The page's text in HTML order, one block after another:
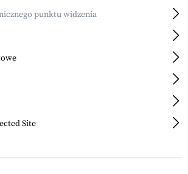
Pouch
punktu widzenia
Site